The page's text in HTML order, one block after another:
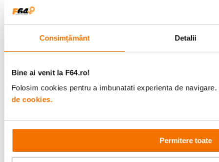
Consimțământ Detalii
Bine ai venit la F64.ro!
Folosim cookies pentru a imbunatati experienta de
de cookies.
Permitere toate
specializata
Comenzi si livrare
Suport